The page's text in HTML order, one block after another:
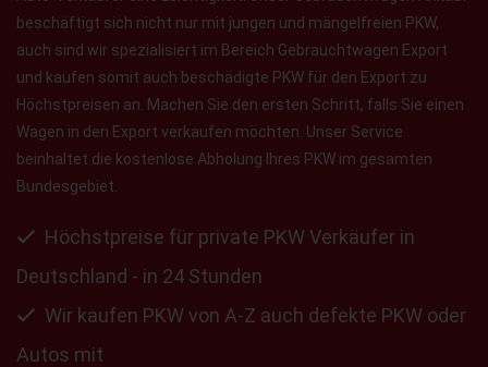
beschäftigt sich nicht nur mit jungen und mängelfreien PKW,
auch sind wir spezialisiert im Bereich Gebrauchtwagen Export
und kaufen somit auch beschädigte PKW für den Export zu
Höchstpreisen an. Machen Sie den ersten Schritt, falls Sie einen
Wagen in den Export verkaufen möchten. Unser Service
beinhaltet die kostenlose Abholung Ihres PKW im gesamten
Bundesgebiet.
Höchstpreise für private PKW Verkäufer in
Deutschland - in 24 Stunden
Wir kaufen PKW von A-Z auch defekte PKW oder
Autos mit